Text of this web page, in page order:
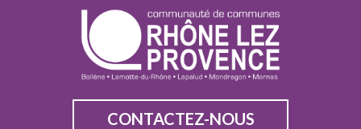
CONTACTEZ-NOUS